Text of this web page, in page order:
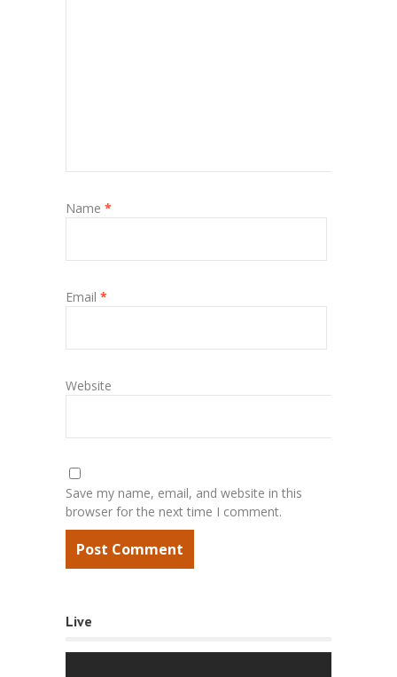
Name *
Email *
Website
Save my name, email, and website in this
browser for the next time I comment.
Live